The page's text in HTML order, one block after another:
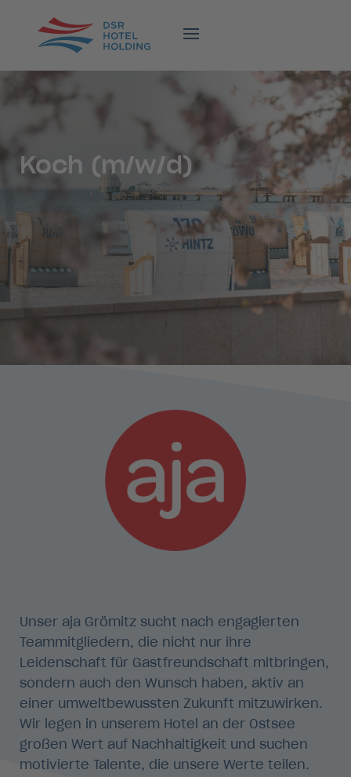
Koch (m/w/d)
Unser aja Grömitz sucht nach engagierten
Teammitgliedern, die nicht nur ihre
Leidenschaft für Gastfreundschaft mitbringen,
sondern auch den Wunsch haben, aktiv an
einer umweltbewussten Zukunft mitzuwirken.
Wir legen in unserem Hotel an der Ostsee
großen Wert auf Nachhaltigkeit und suchen
motivierte Talente, die unsere Werte teilen.